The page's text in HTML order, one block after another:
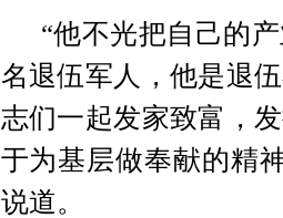
“他不光把自己的
名退伍军人，他是退
志们一起发家致富，
于为基层做奉献的精
说道。